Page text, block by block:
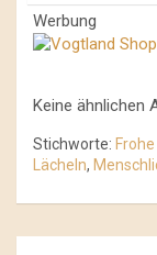
Werbung
Keine ähnlichen
Stichworte:
Lächeln,